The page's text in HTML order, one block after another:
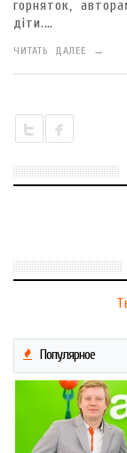
горняток,
діти.…
ЧИТАТЬ ДАЛЕЕ →
Популярное